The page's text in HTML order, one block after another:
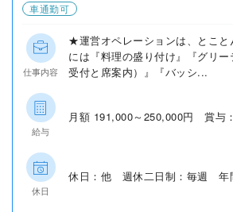
車通勤可
仕事内容
★運営オペレーションは、とこと
には『料理の盛り付け』『グリ
受付と席案内）』『バッシ...
給与
月額 191,000～250,000円 賞与
休日
休日：他 週休二日制：毎週 年